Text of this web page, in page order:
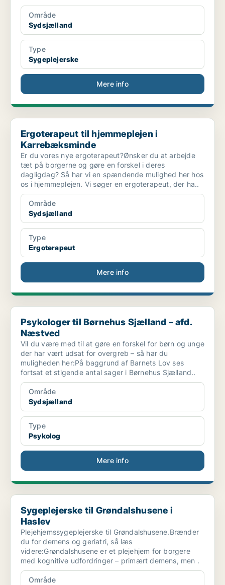
Område
Sydsjælland
Type
Sygeplejerske
Mere info
Ergoterapeut til hjemmeplejen i Karrebæksminde
Ergoterapeut til hjemmeplejen i
Karrebæksminde
Er du vores nye ergoterapeut?Ønsker du at arbejde
tæt på borgerne og gøre en forskel i deres
dagligdag? Så har vi en spændende mulighed her hos
os i hjemmeplejen. Vi søger en ergoterapeut, der ha..
Område
Sydsjælland
Type
Ergoterapeut
Mere info
Psykologer til Børnehus Sjælland – afd. Næstved
Psykologer til Børnehus Sjælland – afd.
Næstved
Vil du være med til at gøre en forskel for børn og unge
der har vært udsat for overgreb – så har du
muligheden her:På baggrund af Barnets Lov ses
fortsat et stigende antal sager i Børnehus Sjælland..
Område
Sydsjælland
Type
Psykolog
Mere info
Sygeplejerske til Grøndalshusene i Haslev
Sygeplejerske til Grøndalshusene i
Haslev
Plejehjemssygeplejerske til Grøndalshusene.Brænder
du for demens og geriatri, så læs
videre:Grøndalshusene er et plejehjem for borgere
med kognitive udfordringer – primært demens, men .
Område